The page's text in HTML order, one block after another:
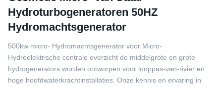
Hydroturbogeneratoren 50HZ
Hydromachtsgenerator
500kw micro- Hydromachtsgenerator voor Micro-
Hydroelektrische centrale overzicht de middelgrote en grote
hydrogenerators worden ontworpen voor looppas-van-rivier en
hoge hoofdwaterkrachtinstallaties. Onze kennis en ervaring in